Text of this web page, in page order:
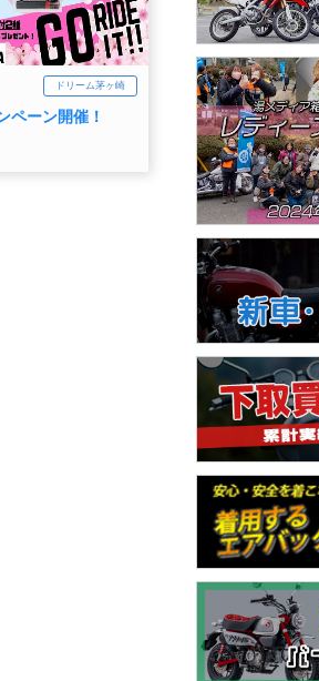
ドリーム茅ヶ崎
ペーン開催！